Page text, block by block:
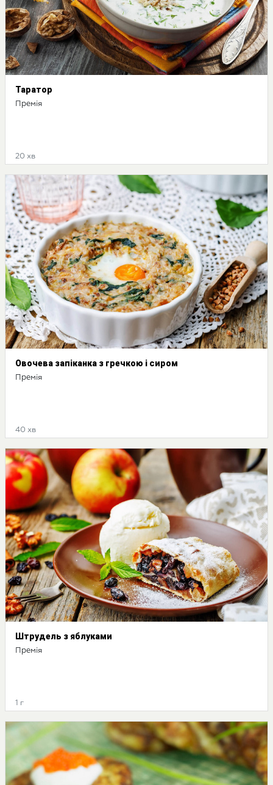
Таратор
Премія
20 хв
Овочева запіканка з гречкою і сиром
Премія
40 хв
Штрудель з яблуками
Премія
1 г